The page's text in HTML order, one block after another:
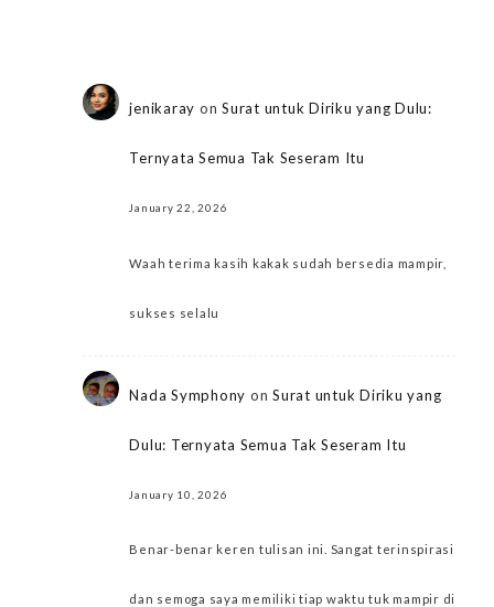
jenikaray on Surat untuk Diriku yang Dulu:
Ternyata Semua Tak Seseram Itu
January 22, 2026
Waah terima kasih kakak sudah bersedia mampir,
sukses selalu
Nada Symphony on Surat untuk Diriku yang
Dulu: Ternyata Semua Tak Seseram Itu
January 10, 2026
Benar-benar keren tulisan ini. Sangat terinspirasi
dan semoga saya memiliki tiap waktu tuk mampir di